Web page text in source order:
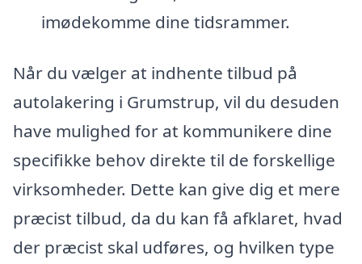
imødekomme dine tidsrammer.
Når du vælger at indhente tilbud på
autolakering i Grumstrup, vil du desuden
have mulighed for at kommunikere dine
specifikke behov direkte til de forskellige
virksomheder. Dette kan give dig et mere
præcist tilbud, da du kan få afklaret, hvad
der præcist skal udføres, og hvilken type